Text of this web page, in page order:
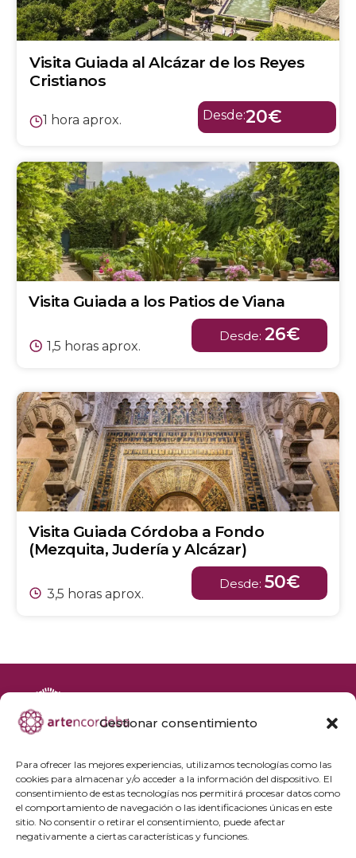
Gestionar consentimiento
Para ofrecer las mejores experiencias, utilizamos tecnologías como las
cookies para almacenar y/o acceder a la información del dispositivo. El
consentimiento de estas tecnologías nos permitirá procesar datos como
el comportamiento de navegación o las identificaciones únicas en este
sitio. No consentir o retirar el consentimiento, puede afectar
negativamente a ciertas características y funciones.
Visita Guiada al Alcázar de los Reyes
Cristianos
1 hora aprox. Desde:20€
Visita Guiada a los Patios de Viana
1,5 horas aprox.
Desde: 26€
Visita Guiada Córdoba a Fondo
(Mezquita, Judería y Alcázar)
3,5 horas aprox.
Desde: 50€
Agenda cultural
Preguntas frecuentes
Grupos privados